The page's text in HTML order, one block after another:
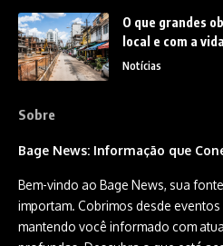
O que grandes
local e com a
Notícias
Sobre
Bage News: Informação que
Bem-vindo ao Bage News, sua
importam. Cobrimos desde
mantendo você informado com